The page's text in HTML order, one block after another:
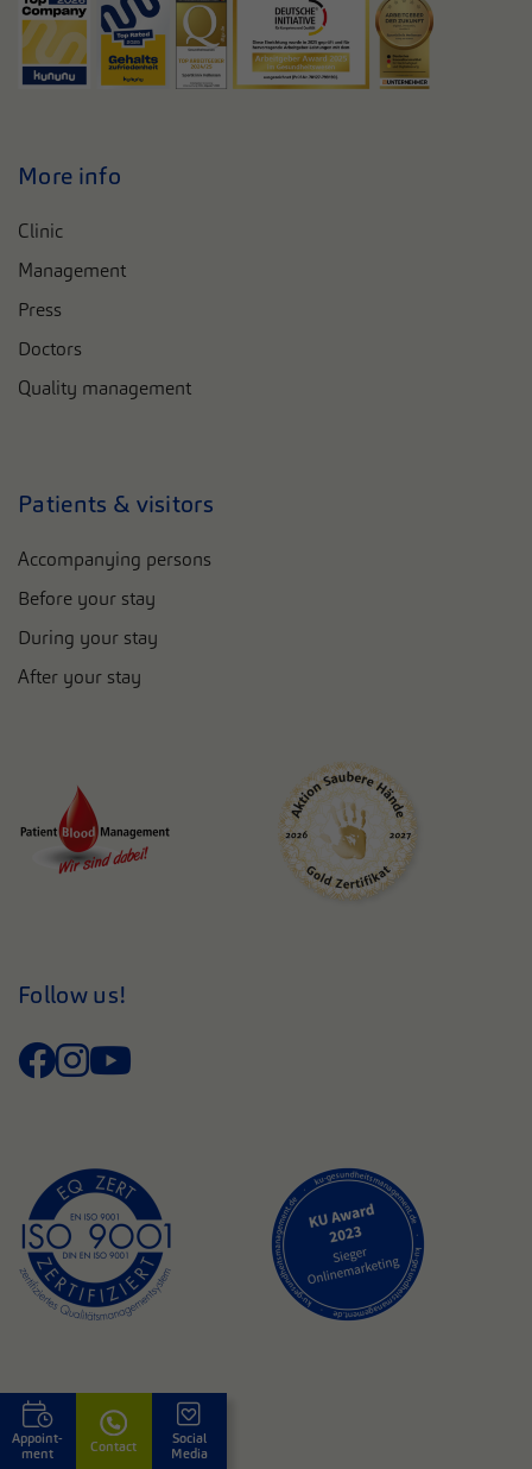
More info
Clinic
Management
Press
Doctors
Quality management
Patients & visitors
Accompanying persons
Before your stay
During your stay
After your stay
Follow us!
Appoint­
ment
Contact
Social
Media